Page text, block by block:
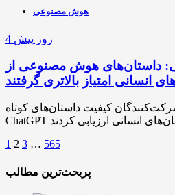
هوش مصنوعی
4 روز پیش
داستان‌های هوش مصنوعی از
انسانی امتیاز بالاتری گرفتند
کیفیت داستان‌های کوتاه
1 2 3 … 565
پربحث‌ترین مطالب